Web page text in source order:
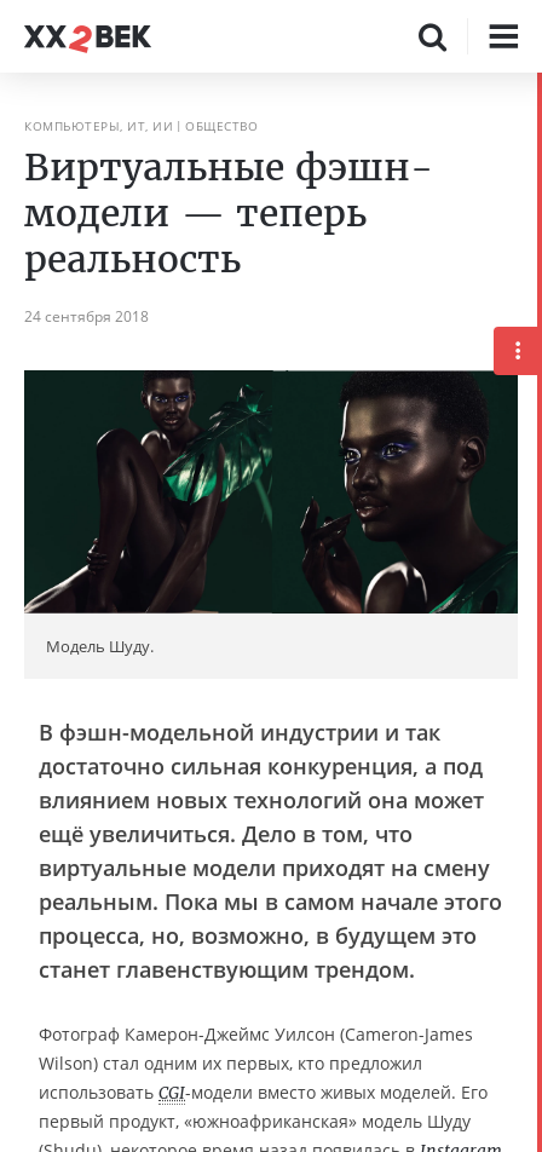
КОМПЬЮТЕРЫ, ИТ, ИИ ОБЩЕСТВО
Виртуальные фэшн-
модели — теперь
реальность
24 сентября 2018
Модель Шуду.
В фэшн-модельной индустрии и так
достаточно сильная конкуренция, а под
влиянием новых технологий она может
ещё увеличиться. Дело в том, что
виртуальные модели приходят на смену
реальным. Пока мы в самом начале этого
процесса, но, возможно, в будущем это
станет главенствующим трендом.
Фотограф Камерон-Джеймс Уилсон (Cameron-James
Wilson) стал одним их первых, кто предложил
использовать CGI-модели вместо живых моделей. Его
первый продукт, «южноафриканская» модель Шуду